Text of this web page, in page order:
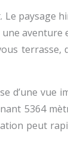
paysage
une
terrasse,
d’une vue
5364
peut